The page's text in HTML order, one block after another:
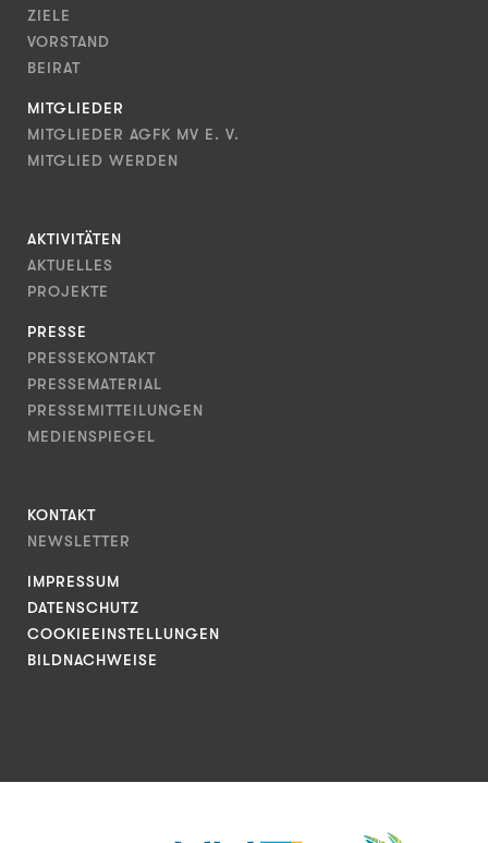
ZIELE
VORSTAND
BEIRAT
MITGLIEDER
MITGLIEDER AGFK MV E. V.
MITGLIED WERDEN
AKTIVITÄTEN
AKTUELLES
PROJEKTE
PRESSE
PRESSEKONTAKT
PRESSEMATERIAL
PRESSEMITTEILUNGEN
MEDIENSPIEGEL
KONTAKT
NEWSLETTER
IMPRESSUM
DATENSCHUTZ
COOKIEEINSTELLUNGEN
BILDNACHWEISE